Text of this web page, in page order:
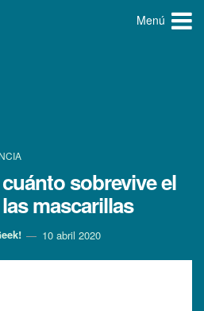
Menú
sobrevive el
mascarillas
10 abril 2020